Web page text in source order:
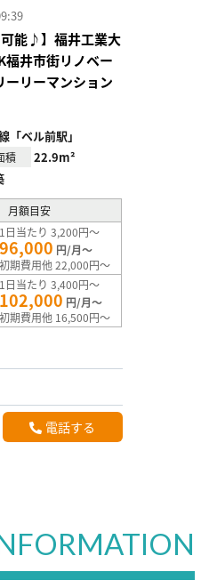
可能♪】福井工業大
井市街リノベー
ーリーマンション
「ベル前駅」
積 22.9m²
月額目安
1日当たり 3,200円～
96,000 円/月～
初期費用他 22,000円～
1日当たり 3,400円～
102,000 円/月～
初期費用他 16,500円～
電話する